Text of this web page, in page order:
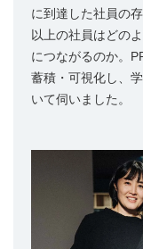
に到達した社員の
以上の社員はどの
につながるのか。
蓄積・可視化し、
いて伺いました。